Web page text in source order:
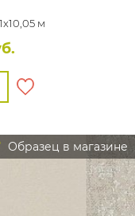
м
Образец в магазине